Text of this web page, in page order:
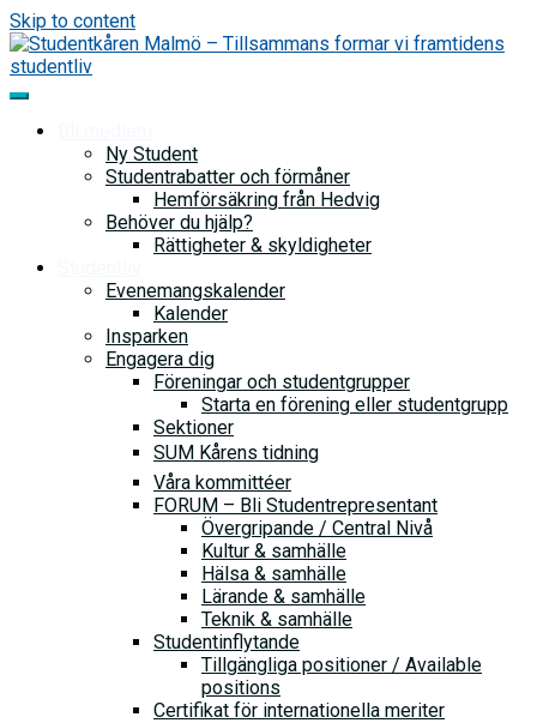
Skip to content
Ny Student
Studentrabatter och förmåner
Hemförsäkring från Hedvig
Behöver du hjälp?
Rättigheter & skyldigheter
Evenemangskalender
Kalender
Insparken
Engagera dig
Föreningar och studentgrupper
Starta en förening eller studentgrupp
Sektioner
SUM Kårens tidning
Våra kommittéer
FORUM – Bli Studentrepresentant
Övergripande / Central Nivå
Kultur & samhälle
Hälsa & samhälle
Lärande & samhälle
Teknik & samhälle
Studentinflytande
Tillgängliga positioner / Available
positions
Certifikat för internationella meriter